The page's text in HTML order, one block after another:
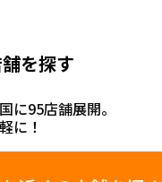
を探す
に95店舗展開。
に！